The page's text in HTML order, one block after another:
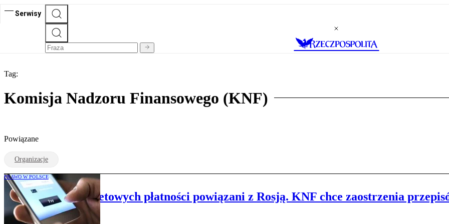
Serwisy
Tag:
Komisja Nadzoru Finansowego (KNF)
Powiązane
Organizacje
PRAWO W POLSCE
Operatorzy internetowych płatności powiązani z Rosją. KNF chce zaostrzenia